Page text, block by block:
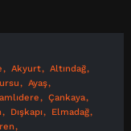
Akyurt
Altındağ
Ayaş
Çankaya
Dışkapı
Elmadağ